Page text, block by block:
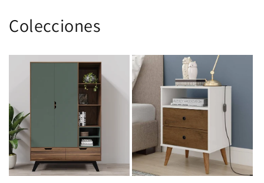
Colecciones